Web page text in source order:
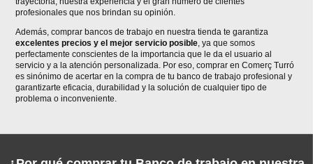
profesionales que nos brindan su opinión.
Además, comprar bancos de trabajo en nuestra tienda te garantiza
excelentes precios y el mejor servicio posible, ya que somos
perfectamente conscientes de la importancia que le da el usuario al
servicio y a la atención personalizada. Por eso, comprar en Comerç Turró
es sinónimo de acertar en la compra de tu banco de trabajo profesional y
garantizarte eficacia, durabilidad y la solución de cualquier tipo de
problema o inconveniente.